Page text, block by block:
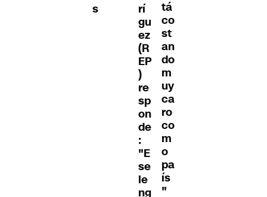
s
rí
gu
ez
(R
EP
)
re
sp
on
de
:
"E
se
le
ng
tá
co
st
an
do
m
uy
ca
ro
co
m
o
pa
ís
"